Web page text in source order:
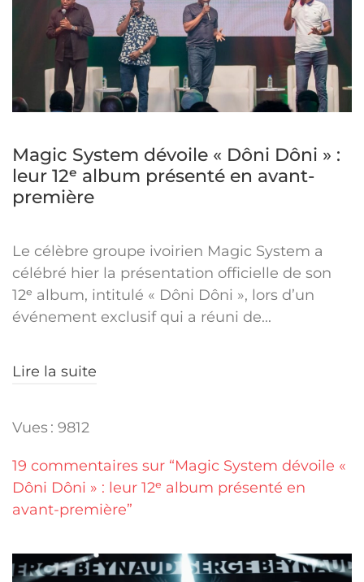
Magic System dévoile « Dôni Dôni » :
leur 12ᵉ album présenté en avant-
première
Le célèbre groupe ivoirien Magic System a
célébré hier la présentation officielle de son
12ᵉ album, intitulé « Dôni Dôni », lors d’un
événement exclusif qui a réuni de...
Lire la suite
Vues : 9812
19 commentaires sur “Magic System dévoile «
Dôni Dôni » : leur 12ᵉ album présenté en
avant-première”